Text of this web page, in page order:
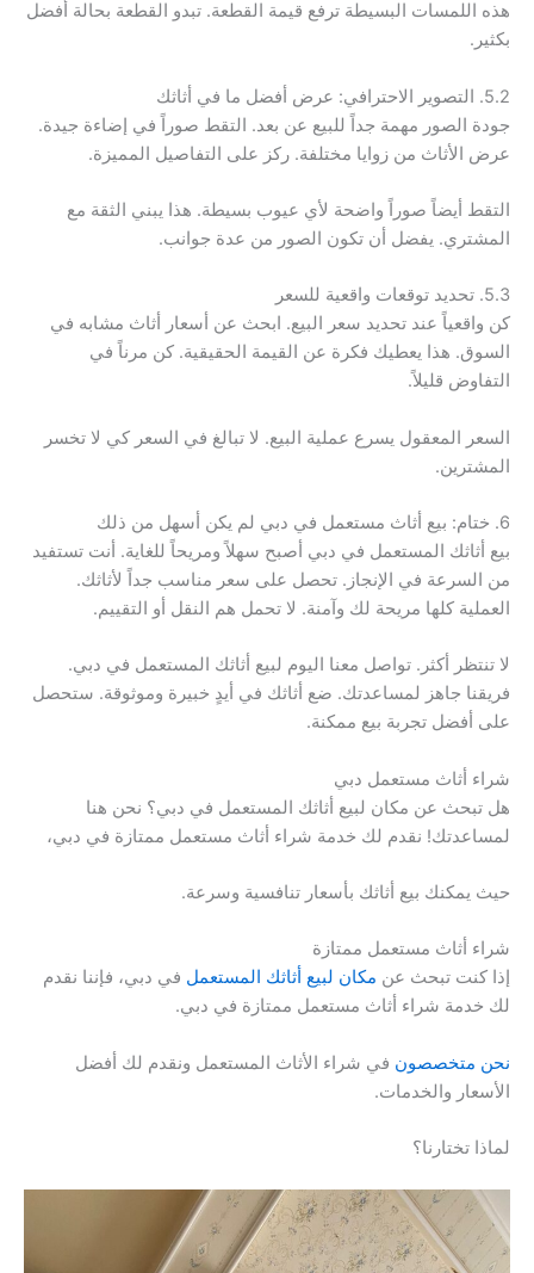
هذه اللمسات البسيطة ترفع قيمة القطعة. تبدو القطعة بحالة أفضل
بكثير.
5.2. التصوير الاحترافي: عرض أفضل ما في أثاثك
جودة الصور مهمة جداً للبيع عن بعد. التقط صوراً في إضاءة جيدة.
عرض الأثاث من زوايا مختلفة. ركز على التفاصيل المميزة.
التقط أيضاً صوراً واضحة لأي عيوب بسيطة. هذا يبني الثقة مع
المشتري. يفضل أن تكون الصور من عدة جوانب.
5.3. تحديد توقعات واقعية للسعر
كن واقعياً عند تحديد سعر البيع. ابحث عن أسعار أثاث مشابه في
السوق. هذا يعطيك فكرة عن القيمة الحقيقية. كن مرناً في
التفاوض قليلاً.
السعر المعقول يسرع عملية البيع. لا تبالغ في السعر كي لا تخسر
المشترين.
6. ختام: بيع أثاث مستعمل في دبي لم يكن أسهل من ذلك
بيع أثاثك المستعمل في دبي أصبح سهلاً ومريحاً للغاية. أنت تستفيد
من السرعة في الإنجاز. تحصل على سعر مناسب جداً لأثاثك.
العملية كلها مريحة لك وآمنة. لا تحمل هم النقل أو التقييم.
لا تنتظر أكثر. تواصل معنا اليوم لبيع أثاثك المستعمل في دبي.
فريقنا جاهز لمساعدتك. ضع أثاثك في أيدٍ خبيرة وموثوقة. ستحصل
على أفضل تجربة بيع ممكنة.
شراء أثاث مستعمل دبي
هل تبحث عن مكان لبيع أثاثك المستعمل في دبي؟ نحن هنا
لمساعدتك! نقدم لك خدمة شراء أثاث مستعمل ممتازة في دبي،
حيث يمكنك بيع أثاثك بأسعار تنافسية وسرعة.
شراء أثاث مستعمل ممتازة
إذا كنت تبحث عن مكان لبيع أثاثك المستعمل في دبي، فإننا نقدم
لك خدمة شراء أثاث مستعمل ممتازة في دبي.
نحن متخصصون في شراء الأثاث المستعمل ونقدم لك أفضل
الأسعار والخدمات.
لماذا تختارنا؟